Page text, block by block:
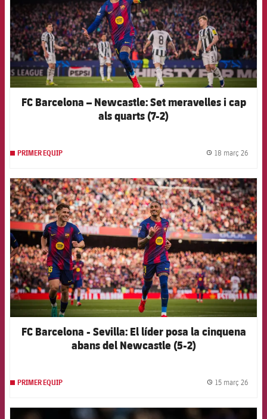
FC Barcelona – Newcastle: Set meravelles i cap
als quarts (7-2)
PRIMER EQUIP 18 març 26
FCB Barcelona badge
FC Barcelona - Sevilla: El líder posa la cinquena
abans del Newcastle (5-2)
PRIMER EQUIP 15 març 26
FCB Barcelona badge